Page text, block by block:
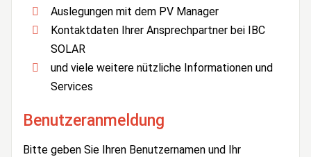
Auslegungen mit dem PV Manager
Kontaktdaten Ihrer Ansprechpartner bei IBC
SOLAR
und viele weitere nützliche Informationen und
Services
Benutzeranmeldung
Bitte geben Sie Ihren Benutzernamen und Ihr